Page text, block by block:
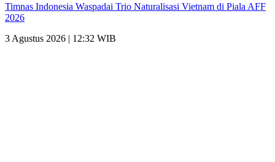
Timnas Indonesia Waspadai Trio Naturalisasi Vietnam di Piala AFF
2026
3 Agustus 2026 | 12:32 WIB